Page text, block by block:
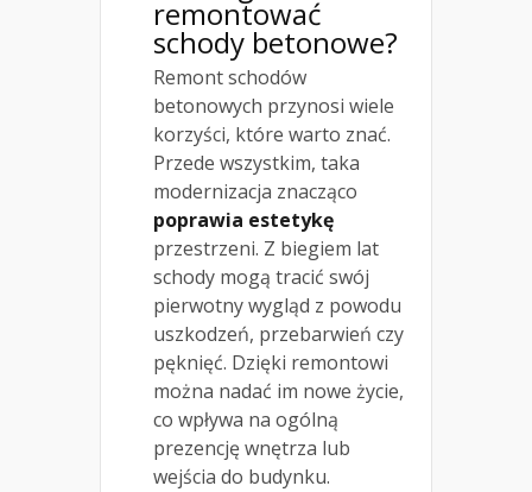
remontować
schody betonowe?
Remont schodów
betonowych przynosi wiele
korzyści, które warto znać.
Przede wszystkim, taka
modernizacja znacząco
poprawia estetykę
przestrzeni. Z biegiem lat
schody mogą tracić swój
pierwotny wygląd z powodu
uszkodzeń, przebarwień czy
pęknięć. Dzięki remontowi
można nadać im nowe życie,
co wpływa na ogólną
prezencję wnętrza lub
wejścia do budynku.